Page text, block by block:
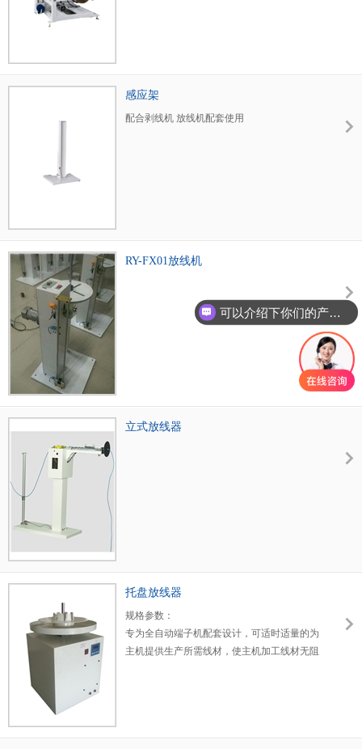
最大直径：40mm 通孔直径（线盘内径）：60-
140mm
感应架
配合剥线机 放线机配套使用
RY-FX01放线机
立式放线器
托盘放线器
规格参数：
专为全自动端子机配套设计，可适时适量的为
主机提供生产所需线材，使主机加工线材无阻
卷的线材
可以介绍下你们的产品么？